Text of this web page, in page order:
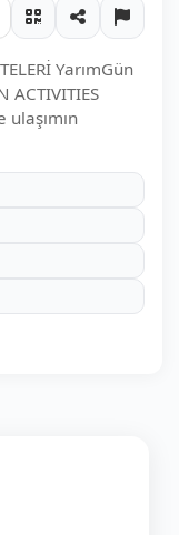
YarımGün
ACTIVITIES